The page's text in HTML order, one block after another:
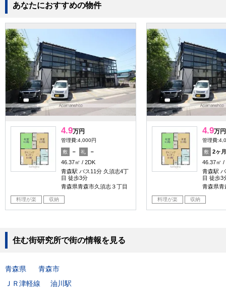
あなたにおすすめの物件
4.9万円
管理費:4,000円
敷 － 礼
－
46.37㎡
2DK
青森駅 バス11分 久須志4丁
目 徒歩3分
青森県青森市久須志３丁目
料理が楽 収納
4.9万円
管理費
敷
2ヶ月
46.37㎡
青森駅
目 徒歩3
青森県青
料理が楽 収納
住む街研究所で街の情報を見る
青森県
青森市
ＪＲ津軽線
油川駅